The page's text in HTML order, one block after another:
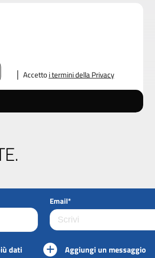
Accettoi termini della Privacy
Email*
dati Aggiungi un messaggio